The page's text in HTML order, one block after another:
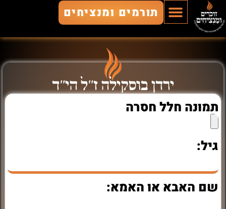
תורמים ומנציחים
ירדן בוסקילה ז"ל הי"ד
תמונה חלל חסרה
גיל:
שם האבא או האמא: